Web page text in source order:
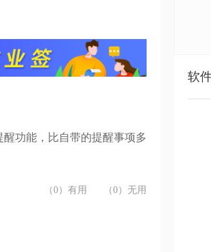
功能，比自带的提醒事项多
（0）有用 （0）无用
软